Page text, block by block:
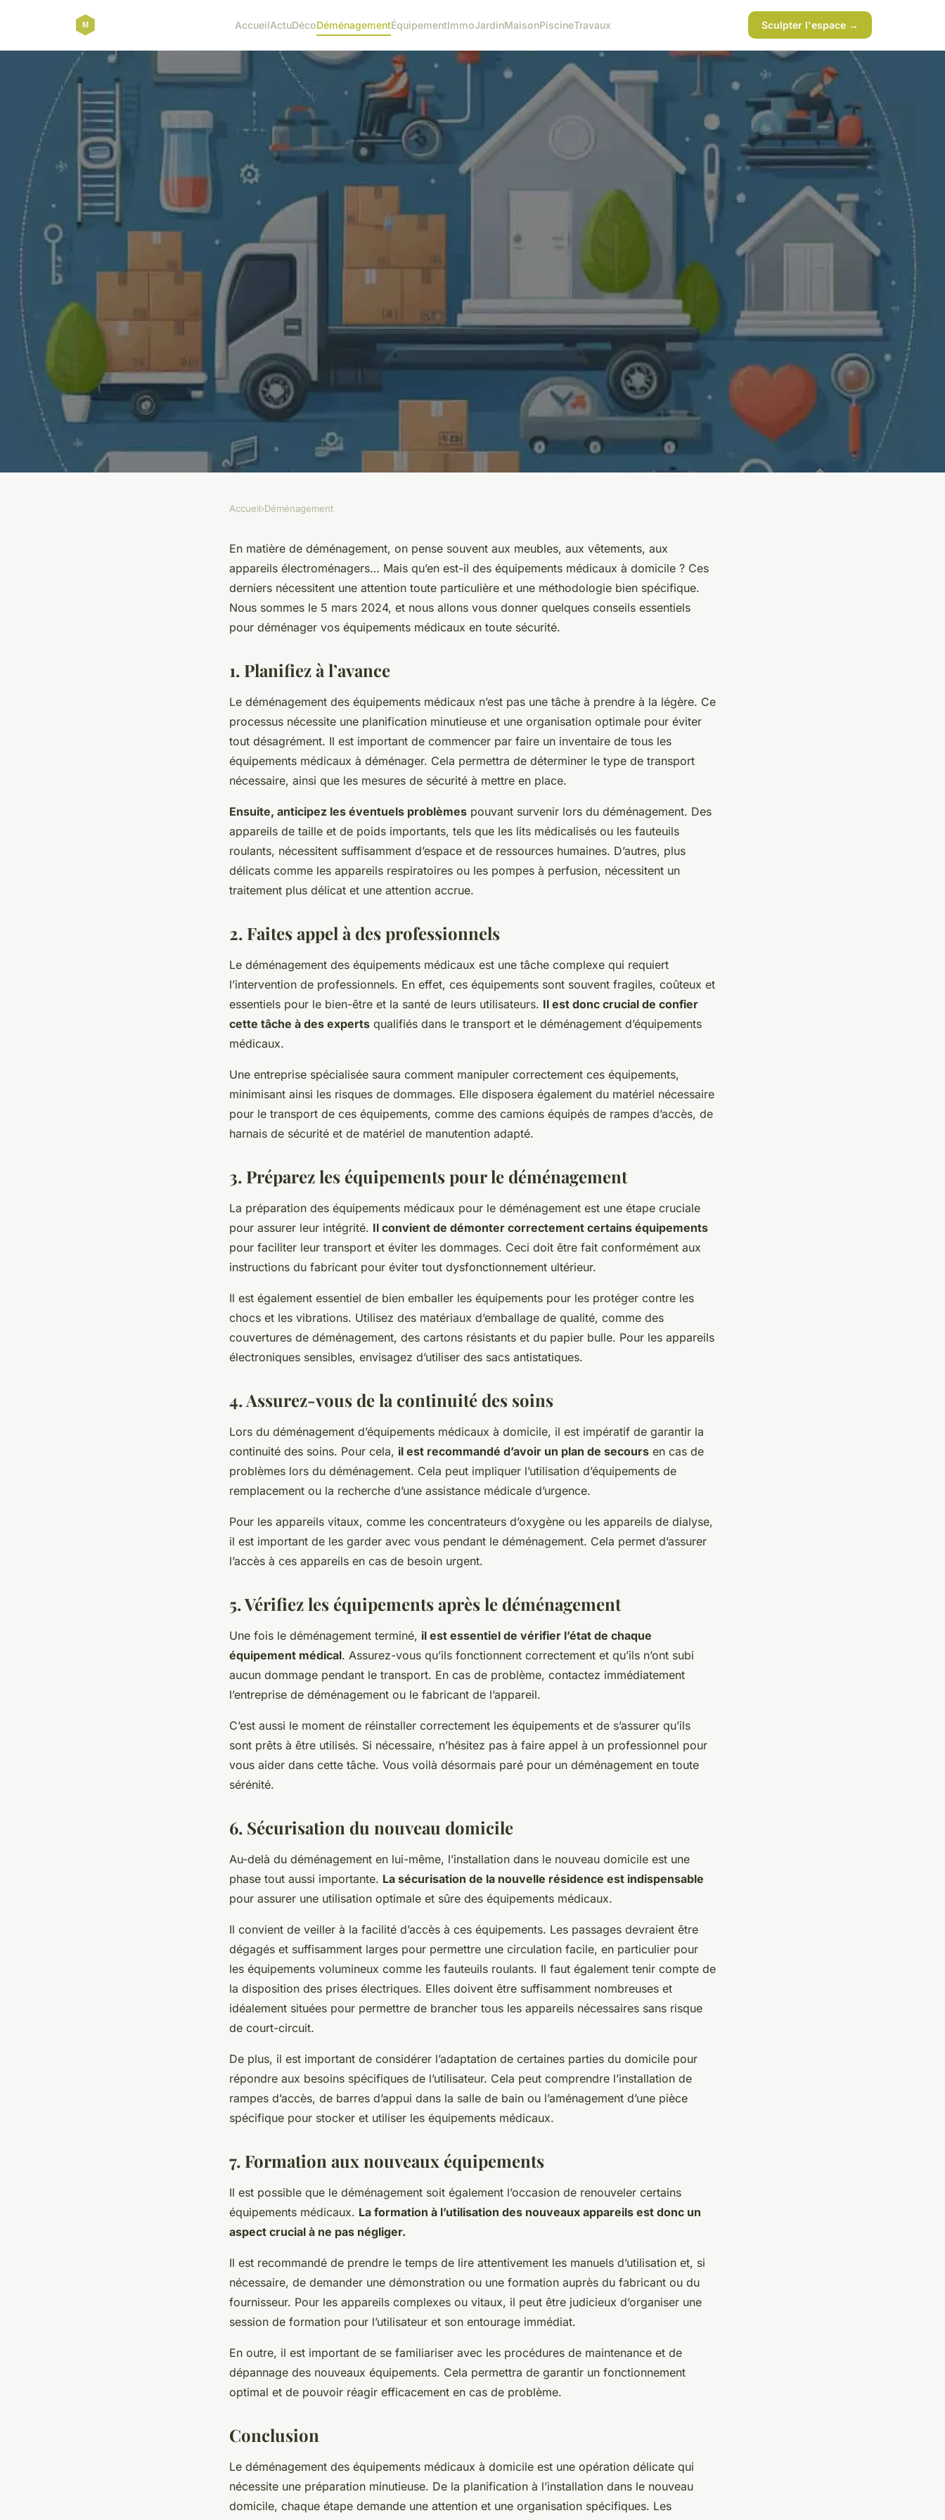
AccueilActuDécoDéménagementÉquipementImmoJardinMaisonPiscineTravaux Sculpter l'espace →
Quels sont les conseils pour
déménager des équipements
médicaux à domicile ?
Accueil›Déménagement
En matière de déménagement, on pense souvent aux meubles, aux vêtements, aux
appareils électroménagers… Mais qu’en est-il des équipements médicaux à domicile ? Ces
derniers nécessitent une attention toute particulière et une méthodologie bien spécifique.
Nous sommes le 5 mars 2024, et nous allons vous donner quelques conseils essentiels
pour déménager vos équipements médicaux en toute sécurité.
1. Planifiez à l’avance
Le déménagement des équipements médicaux n’est pas une tâche à prendre à la légère. Ce
processus nécessite une planification minutieuse et une organisation optimale pour éviter
tout désagrément. Il est important de commencer par faire un inventaire de tous les
équipements médicaux à déménager. Cela permettra de déterminer le type de transport
nécessaire, ainsi que les mesures de sécurité à mettre en place.
Ensuite, anticipez les éventuels problèmes pouvant survenir lors du déménagement. Des
appareils de taille et de poids importants, tels que les lits médicalisés ou les fauteuils
roulants, nécessitent suffisamment d’espace et de ressources humaines. D’autres, plus
délicats comme les appareils respiratoires ou les pompes à perfusion, nécessitent un
traitement plus délicat et une attention accrue.
2. Faites appel à des professionnels
Le déménagement des équipements médicaux est une tâche complexe qui requiert
l’intervention de professionnels. En effet, ces équipements sont souvent fragiles, coûteux et
essentiels pour le bien-être et la santé de leurs utilisateurs. Il est donc crucial de confier
cette tâche à des experts qualifiés dans le transport et le déménagement d’équipements
médicaux.
Une entreprise spécialisée saura comment manipuler correctement ces équipements,
minimisant ainsi les risques de dommages. Elle disposera également du matériel nécessaire
pour le transport de ces équipements, comme des camions équipés de rampes d’accès, de
harnais de sécurité et de matériel de manutention adapté.
3. Préparez les équipements pour le déménagement
La préparation des équipements médicaux pour le déménagement est une étape cruciale
pour assurer leur intégrité. Il convient de démonter correctement certains équipements
pour faciliter leur transport et éviter les dommages. Ceci doit être fait conformément aux
instructions du fabricant pour éviter tout dysfonctionnement ultérieur.
Il est également essentiel de bien emballer les équipements pour les protéger contre les
chocs et les vibrations. Utilisez des matériaux d’emballage de qualité, comme des
couvertures de déménagement, des cartons résistants et du papier bulle. Pour les appareils
électroniques sensibles, envisagez d’utiliser des sacs antistatiques.
4. Assurez-vous de la continuité des soins
Lors du déménagement d’équipements médicaux à domicile, il est impératif de garantir la
continuité des soins. Pour cela, il est recommandé d’avoir un plan de secours en cas de
problèmes lors du déménagement. Cela peut impliquer l’utilisation d’équipements de
remplacement ou la recherche d’une assistance médicale d’urgence.
Pour les appareils vitaux, comme les concentrateurs d’oxygène ou les appareils de dialyse,
il est important de les garder avec vous pendant le déménagement. Cela permet d’assurer
l’accès à ces appareils en cas de besoin urgent.
5. Vérifiez les équipements après le déménagement
Une fois le déménagement terminé, il est essentiel de vérifier l’état de chaque
équipement médical. Assurez-vous qu’ils fonctionnent correctement et qu’ils n’ont subi
aucun dommage pendant le transport. En cas de problème, contactez immédiatement
l’entreprise de déménagement ou le fabricant de l’appareil.
C’est aussi le moment de réinstaller correctement les équipements et de s’assurer qu’ils
sont prêts à être utilisés. Si nécessaire, n’hésitez pas à faire appel à un professionnel pour
vous aider dans cette tâche. Vous voilà désormais paré pour un déménagement en toute
sérénité.
6. Sécurisation du nouveau domicile
Au-delà du déménagement en lui-même, l’installation dans le nouveau domicile est une
phase tout aussi importante. La sécurisation de la nouvelle résidence est indispensable
pour assurer une utilisation optimale et sûre des équipements médicaux.
Il convient de veiller à la facilité d’accès à ces équipements. Les passages devraient être
dégagés et suffisamment larges pour permettre une circulation facile, en particulier pour
les équipements volumineux comme les fauteuils roulants. Il faut également tenir compte de
la disposition des prises électriques. Elles doivent être suffisamment nombreuses et
idéalement situées pour permettre de brancher tous les appareils nécessaires sans risque
de court-circuit.
De plus, il est important de considérer l’adaptation de certaines parties du domicile pour
répondre aux besoins spécifiques de l’utilisateur. Cela peut comprendre l’installation de
rampes d’accès, de barres d’appui dans la salle de bain ou l’aménagement d’une pièce
spécifique pour stocker et utiliser les équipements médicaux.
7. Formation aux nouveaux équipements
Il est possible que le déménagement soit également l’occasion de renouveler certains
équipements médicaux. La formation à l’utilisation des nouveaux appareils est donc un
aspect crucial à ne pas négliger.
Il est recommandé de prendre le temps de lire attentivement les manuels d’utilisation et, si
nécessaire, de demander une démonstration ou une formation auprès du fabricant ou du
fournisseur. Pour les appareils complexes ou vitaux, il peut être judicieux d’organiser une
session de formation pour l’utilisateur et son entourage immédiat.
En outre, il est important de se familiariser avec les procédures de maintenance et de
dépannage des nouveaux équipements. Cela permettra de garantir un fonctionnement
optimal et de pouvoir réagir efficacement en cas de problème.
Conclusion
Le déménagement des équipements médicaux à domicile est une opération délicate qui
nécessite une préparation minutieuse. De la planification à l’installation dans le nouveau
domicile, chaque étape demande une attention et une organisation spécifiques. Les